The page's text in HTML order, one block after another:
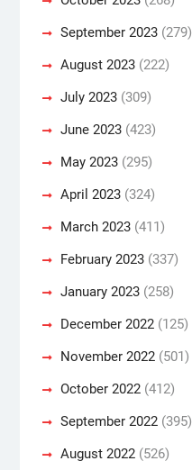
September 2023(279)
August 2023(222)
July 2023(309)
June 2023(423)
May 2023(295)
April 2023(324)
March 2023(411)
February 2023(337)
January 2023(258)
December 2022(125)
November 2022(501)
October 2022(412)
September 2022(395)
August 2022(526)